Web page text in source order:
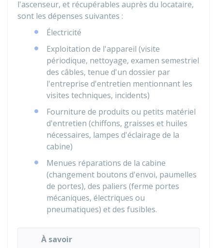
l'ascenseur, et récupérables auprès du locataire,
sont les dépenses suivantes :
Électricité
Exploitation de l'appareil (visite
périodique, nettoyage, examen semestriel
des câbles, tenue d'un dossier par
l'entreprise d'entretien mentionnant les
visites techniques, incidents)
Fourniture de produits ou petits matériel
d'entretien (chiffons, graisses et huiles
nécessaires, lampes d'éclairage de la
cabine)
Menues réparations de la cabine
(changement boutons d'envoi, paumelles
de portes), des paliers (ferme portes
mécaniques, électriques ou
pneumatiques) et des fusibles.
À savoir